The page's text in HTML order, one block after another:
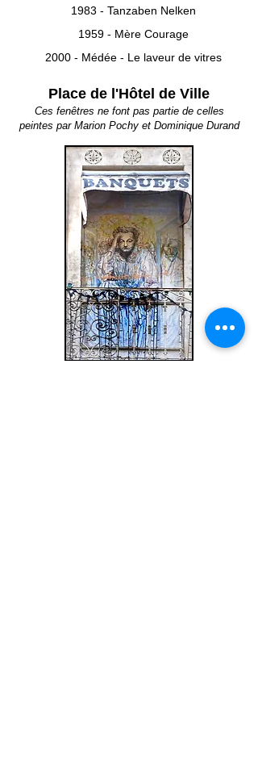
1983 - Tanzaben Nelken
1959 - Mère Courage
2000 - Médée - Le laveur de vitres
Place de l'Hôtel de Ville
Ces fenêtres ne font pas partie de celles
peintes par Marion Pochy et Dominique Durand